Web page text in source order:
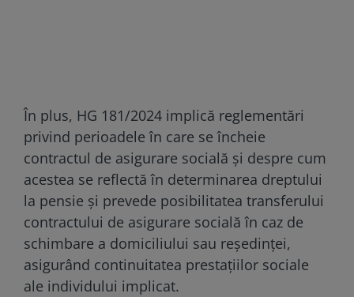
În plus, HG 181/2024 implică reglementări
privind perioadele în care se încheie
contractul de asigurare socială și despre cum
acestea se reflectă în determinarea dreptului
la pensie și prevede posibilitatea transferului
contractului de asigurare socială în caz de
schimbare a domiciliului sau reședinței,
asigurând continuitatea prestațiilor sociale
ale individului implicat.